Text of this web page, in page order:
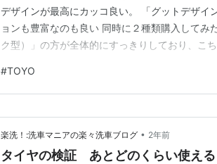
デザインが最高にカッコ良い。 「グットデザイ
ョンも豊富なのも良い 同時に２種類購入して
ク型）」の方が全体的にすっきりしており、こ
い 無印良品にももう一回り小さいサイズの白い
自体は「TOYO製」ですね。
#TOYO
楽洗！:洗車マニアの楽々洗車ブログ • 2年前
タイヤの検証 あとどのくらい使え